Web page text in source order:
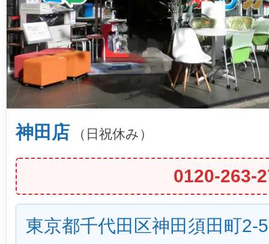
神田店 （日祝休み）
0120-263-
東京都千代田区神田須田町2-